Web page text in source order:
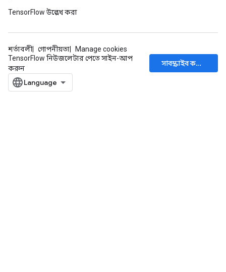
TensorFlow উল্লেখ করা
শর্তাবলী গোপনীয়তা
Manage cookies
TensorFlow নিউজলেটার পেতে সাইন-আপ
করুন
সাবস্ক্রাইব করুন